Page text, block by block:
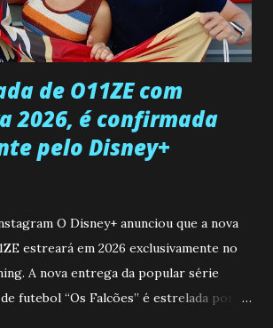
fúria de Gabriel. Artur informa a Gabriel
por engano outra paciente, que está
de O11ZE com
2026, é confirmada
pelo Disney+
O Disney+ anunciou que a nova
estreará em 2026 exclusivamente no
A nova entrega da popular série
futebol “Os Falcões” é estrelada por